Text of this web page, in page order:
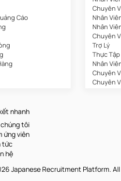
Cáo
Chuyên
Nhân
Nhân
Chuyên
Trợ Lý
Thực
Nhân
Chuyên
Chuyên
Trưởng
Trình
nhanh
tôi
ứng viên
tức
hệ
Japanese Recruitment Platform.